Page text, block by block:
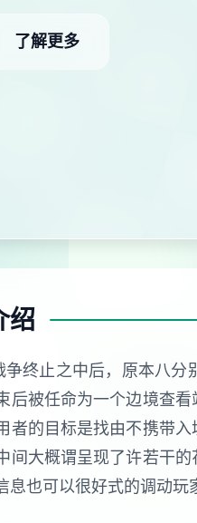
了解更多
绍
终止之中后，原本八
后被任命为一个边境查
者的目标是找由不携带
间大概谓呈现了许若干
息也可以很好式的调动